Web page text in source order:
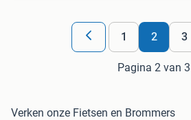
1 2 3
Pagina 2 van 3
Verken onze Fietsen en Brommers